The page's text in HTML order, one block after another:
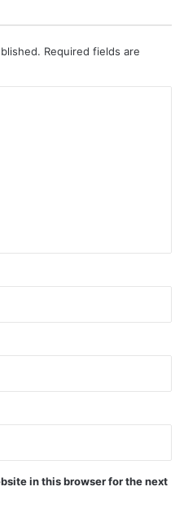
Required fields are
in this browser for the next